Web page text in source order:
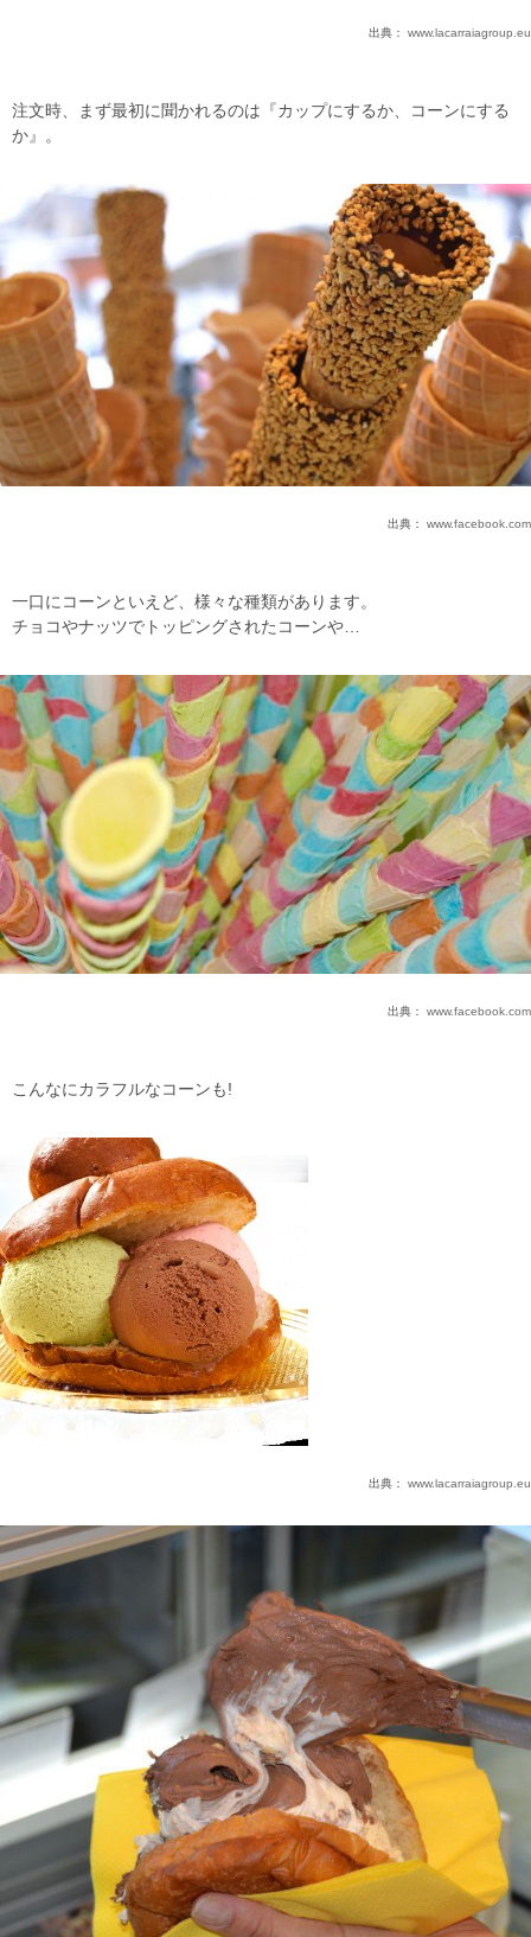
出典： www.lacarraiagroup.eu
注文時、まず最初に聞かれるのは『カップにするか、コーンにする
か』。
出典： www.facebook.com
一口にコーンといえど、様々な種類があります。
チョコやナッツでトッピングされたコーンや…
出典： www.facebook.com
こんなにカラフルなコーンも!
出典： www.lacarraiagroup.eu